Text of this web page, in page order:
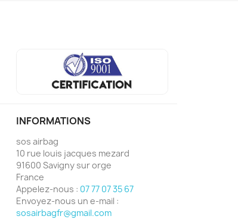
INFORMATIONS
sos airbag
10 rue louis jacques mezard
91600 Savigny sur orge
France
Appelez-nous : 07 77 07 35 67
Envoyez-nous un e-mail :
sosairbagfr@gmail.com